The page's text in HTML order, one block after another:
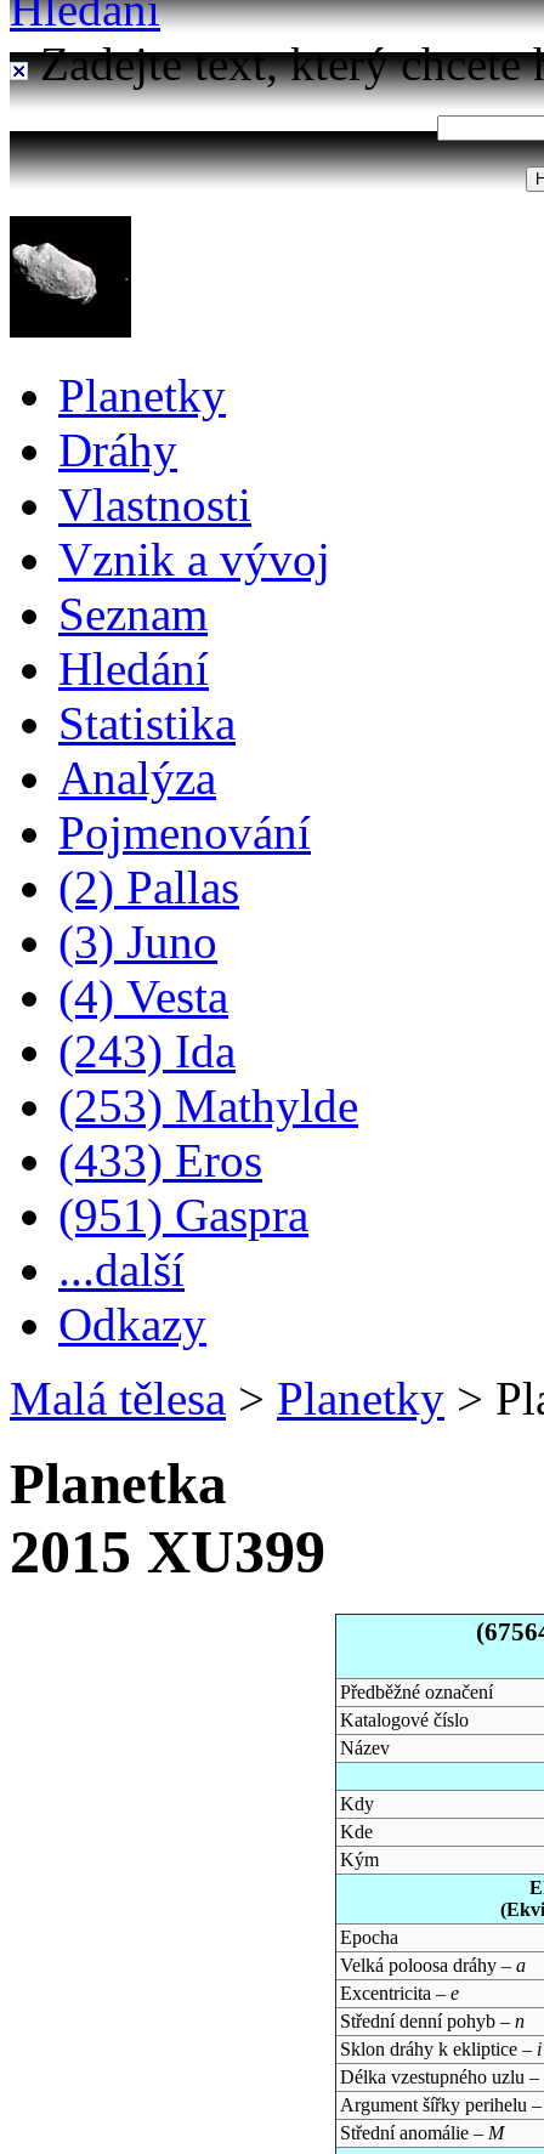
Zadejte text, který chcete
Planetky
Dráhy
Vlastnosti
Vznik a vývoj
Seznam
Hledání
Statistika
Analýza
Pojmenování
(2) Pallas
(3) Juno
(4) Vesta
(243) Ida
(253) Mathylde
(433) Eros
(951) Gaspra
...další
Odkazy
Malá tělesa > Planetky >
Planetka
2015 XU399
Předběžné označení
Katalogové číslo
Název
Kdy
Kde
Kým
Epocha
Velká poloosa dráhy – a
Excentricita – e
Střední denní pohyb – n
Sklon dráhy k ekliptice – i
Délka vzestupného uzlu –
Argument šířky perihelu
Střední anomálie – M